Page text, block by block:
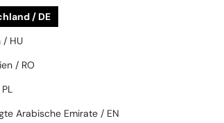
/ DE
/ HU
/ RO
Arabische Emirate / EN